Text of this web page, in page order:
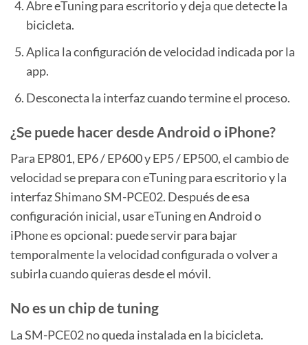
Abre eTuning para escritorio y deja que detecte la
bicicleta.
Aplica la configuración de velocidad indicada por la
app.
Desconecta la interfaz cuando termine el proceso.
¿Se puede hacer desde Android o iPhone?
Para EP801, EP6 / EP600 y EP5 / EP500, el cambio de
velocidad se prepara con eTuning para escritorio y la
interfaz Shimano SM-PCE02. Después de esa
configuración inicial, usar eTuning en Android o
iPhone es opcional: puede servir para bajar
temporalmente la velocidad configurada o volver a
subirla cuando quieras desde el móvil.
No es un chip de tuning
La SM-PCE02 no queda instalada en la bicicleta.